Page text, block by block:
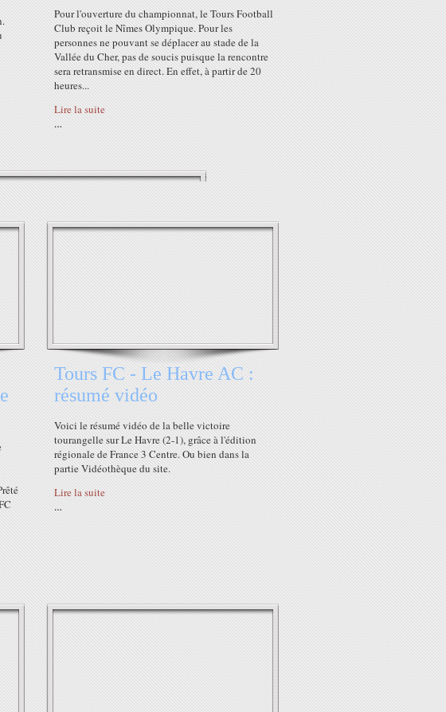
Pour l'ouverture du championnat, le Tours Football
Club reçoit le Nîmes Olympique. Pour les
personnes ne pouvant se déplacer au stade de la
Vallée du Cher, pas de soucis puisque la rencontre
sera retransmise en direct. En effet, à partir de 20
heures...
Lire la suite
…
Tours FC - Le Havre AC :
résumé vidéo
Voici le résumé vidéo de la belle victoire
tourangelle sur Le Havre (2-1), grâce à l'édition
régionale de France 3 Centre. Ou bien dans la
partie Vidéothèque du site.
Lire la suite
…